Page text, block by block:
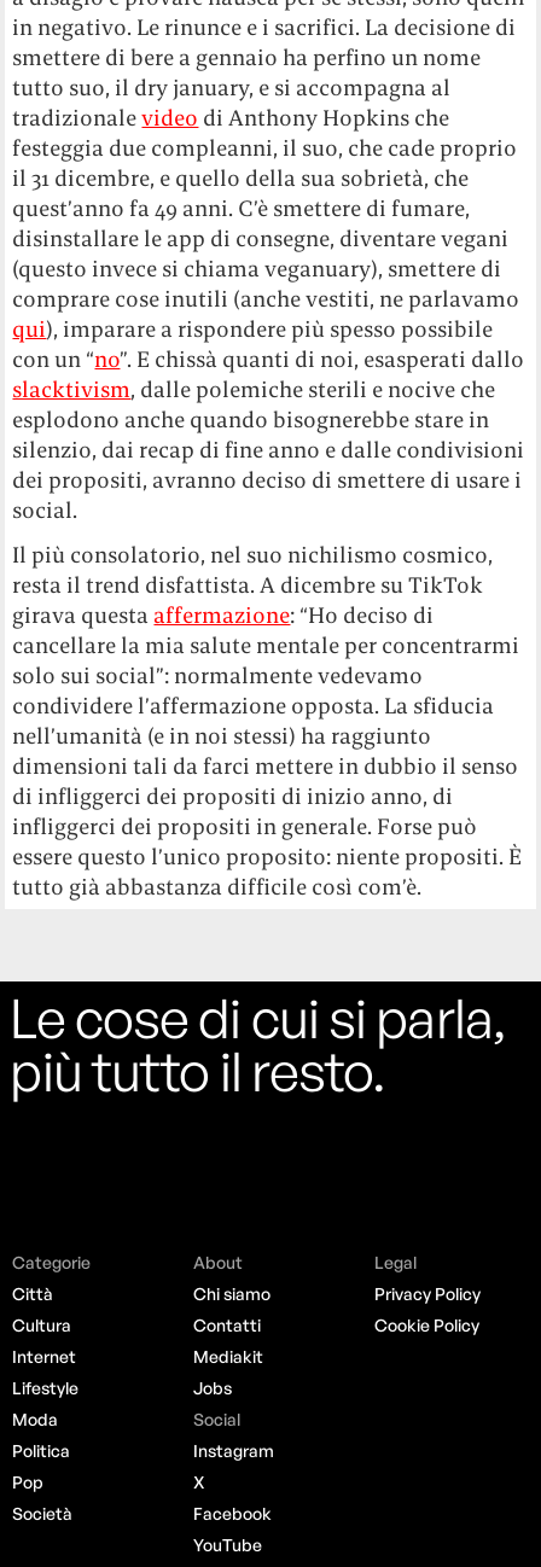
in negativo. Le rinunce e i sacrifici. La decisione di
smettere di bere a gennaio ha perfino un nome
tutto suo, il dry january, e si accompagna al
tradizionalevideo di Anthony Hopkins che
festeggia due compleanni, il suo, che cade proprio
il 31 dicembre, e quello della sua sobrietà, che
quest’anno fa 49 anni. C’è smettere di fumare,
disinstallare le app di consegne, diventare vegani
(questo invece si chiama veganuary), smettere di
comprare cose inutili (anche vestiti, ne parlavamo
qui), imparare a rispondere più spesso possibile
con un “no”. E chissà quanti di noi, esasperati dallo
slacktivism, dalle polemiche sterili e nocive che
esplodono anche quando bisognerebbe stare in
silenzio, dai recap di fine anno e dalle condivisioni
dei propositi, avranno deciso di smettere di usare i
social.
Il più consolatorio, nel suo nichilismo cosmico,
resta il trend disfattista. A dicembre su TikTok
girava questa affermazione: “Ho deciso di
cancellare la mia salute mentale per concentrarmi
solo sui social”: normalmente vedevamo
condividere l’affermazione opposta. La sfiducia
nell’umanità (e in noi stessi) ha raggiunto
dimensioni tali da farci mettere in dubbio il senso
di infliggerci dei propositi di inizio anno, di
infliggerci dei propositi in generale. Forse può
essere questo l’unico proposito: niente propositi. È
tutto già abbastanza difficile così com’è.
Le cose di cui si parla,
più tutto il resto.
Categorie
Città
Cultura
Internet
Lifestyle
Moda
Politica
Pop
Società
About
Chi siamo
Contatti
Mediakit
Jobs
Social
Instagram
X
Facebook
YouTube
Legal
Privacy Policy
Cookie Policy